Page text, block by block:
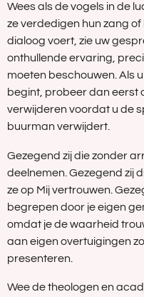
Wees als de vogels in de
ze verdedigen hun zang of
dialoog voert, zie uw
onthullende ervaring,
moeten beschouwen. Als
begint, probeer dan eerst
verwijderen voordat u de
buurman verwijdert.
Gezegend zij die zonder
deelnemen. Gezegend zij
ze op Mij vertrouwen.
begrepen door je eigen
omdat je de waarheid
aan eigen overtuigingen
presenteren.
Wee de theologen en